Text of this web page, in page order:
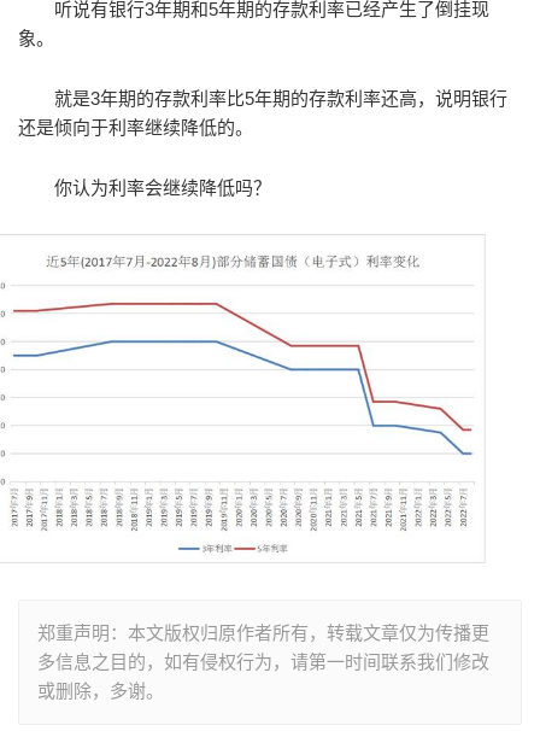
听说有银行3年期和5年期的存款利率已经产生了倒挂现
象。
就是3年期的存款利率比5年期的存款利率还高，说明银行
还是倾向于利率继续降低的。
你认为利率会继续降低吗？
郑重声明：本文版权归原作者所有，转载文章仅为传播更
多信息之目的，如有侵权行为，请第一时间联系我们修改
或删除，多谢。